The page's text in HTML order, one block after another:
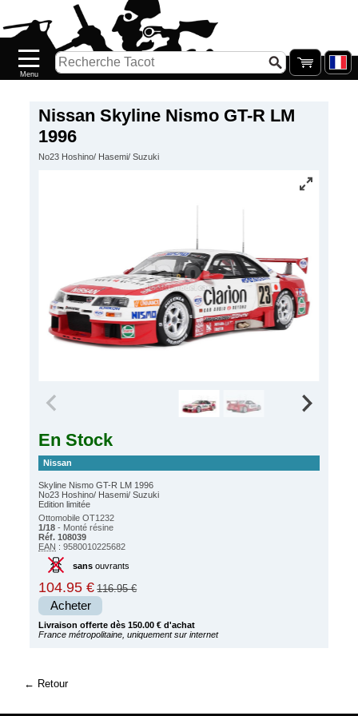
Nissan Skyline Nismo GT-R LM
1996
No23 Hoshino/ Hasemi/ Suzuki
En Stock
Nissan
Skyline Nismo GT-R LM 1996
No23 Hoshino/ Hasemi/ Suzuki
Edition limitée
Ottomobile OT1232
1/18 - Monté résine
Réf. 108039
EAN : 9580010225682
sansouvrants
104.95 € 116.95 €
Acheter
Livraison offerte dès 150.00 € d'achat
France métropolitaine, uniquement sur internet
Retour
Nouveautés
Catalogue/Stock
PETITS